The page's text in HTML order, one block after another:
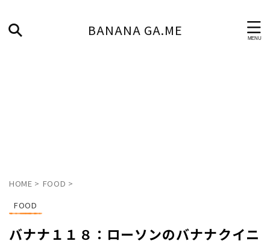
BANANA GA.ME
HOME > FOOD >
FOOD
バナナ１１８：ローソンのバナナクイニ